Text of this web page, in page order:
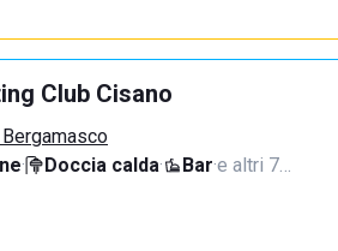
Club Cisano
· Doccia calda· Bar·e altri 7…